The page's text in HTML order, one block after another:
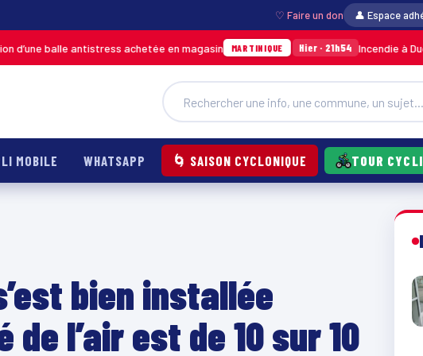
♡ Faire un don 👤 Espace
antistress achetée en magasin MARTINIQUE Hier · 21h54 Incendie à Ducos :
MOBILE WHATSAPP 🌀 SAISON CYCLONIQUE TOUR
bien installée
l’air est de 10 sur 10